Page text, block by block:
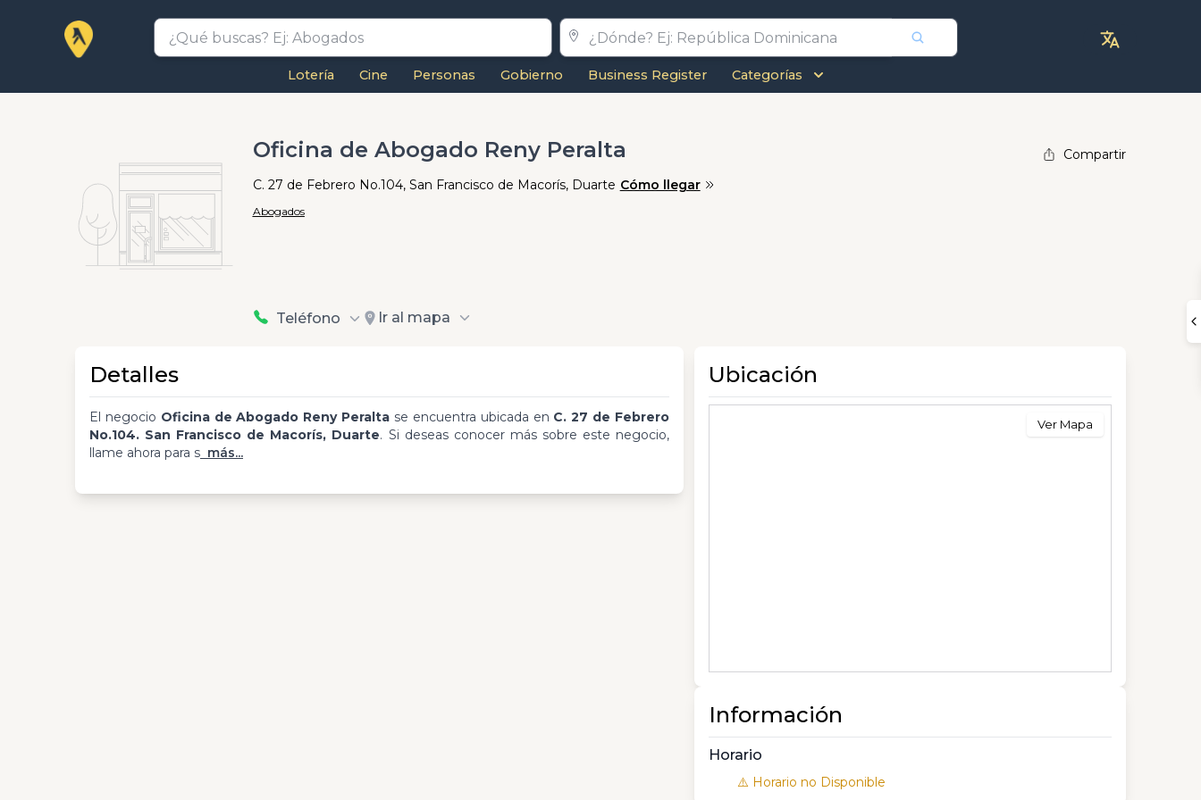
Lotería Cine Personas Gobierno Business Register Categorías
Oficina de Abogado Reny Peralta
C. 27 de Febrero No.104, San Francisco de Macorís, Duarte Cómo llegar
Abogados
Teléfono Ir al mapa
Compartir
Detalles
El negocio Oficina de Abogado Reny Peralta se encuentra ubicada en C. 27 de Febrero
No.104. San Francisco de Macorís, Duarte. Si deseas conocer más sobre este negocio,
llame ahora para s más...
Ubicación
Ver Mapa
Información
Horario
⚠️ Horario no Disponible